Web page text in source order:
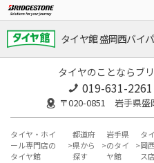
タイヤ館 盛岡西バイ
タイヤのことならブ
019-631-2261
〒020-0851 岩手県盛
タイヤ・ホイ
ール専門店の
タイヤ館
都道府
県から
探す
岩手県
のタイ
ヤ館
タ
岡
ス